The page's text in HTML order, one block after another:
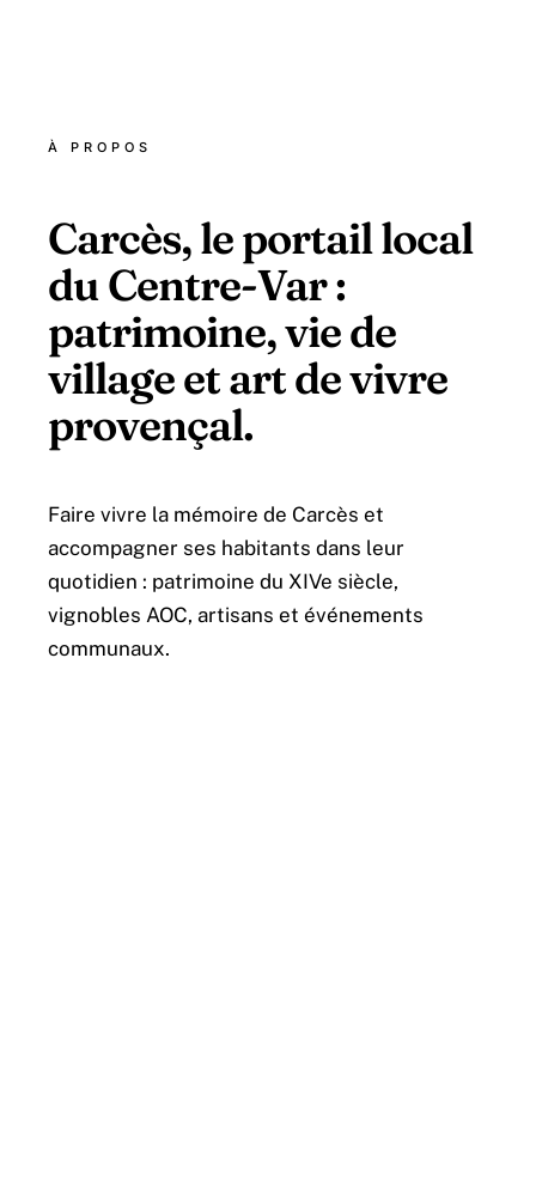
À PROPOS
Carcès, le portail local
du Centre-Var :
patrimoine, vie de
village et art de vivre
provençal.
Faire vivre la mémoire de Carcès et
accompagner ses habitants dans leur
quotidien : patrimoine du XIVe siècle,
vignobles AOC, artisans et événements
communaux.